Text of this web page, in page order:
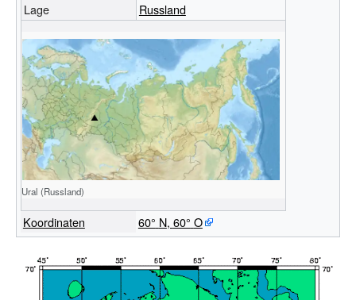
Lage
Russland
Ural (Russland)
Koordinaten 60° N, 60° O